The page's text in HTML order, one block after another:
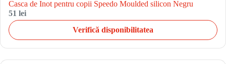
Casca de Inot pentru copii Speedo Moulded silicon Negru
51 lei
Verifică disponibilitatea